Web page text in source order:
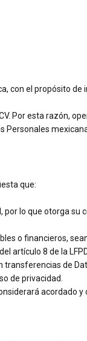
con el propósito
Por esta razón,
que:
lo que otorga
o financieros,
8 de la
de
de privacidad.